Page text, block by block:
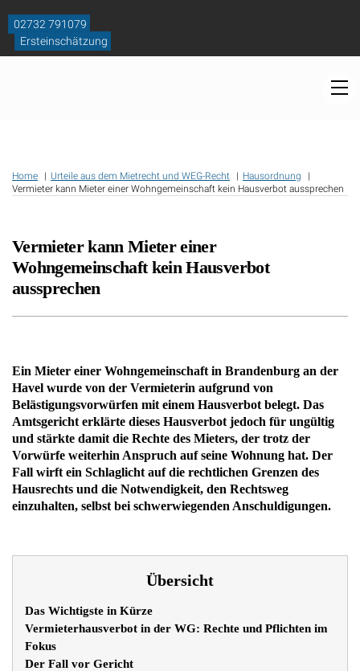
content
02732 791079
Ersteinschätzung
Home Urteile aus dem Mietrecht und WEG-Recht
Hausordnung
Vermieter kann Mieter einer Wohngemeinschaft kein Hausverbot aussprechen
Vermieter kann Mieter einer
Wohngemeinschaft kein Hausverbot
aussprechen
Ein Mieter einer Wohngemeinschaft in Brandenburg an der
Havel wurde von der Vermieterin aufgrund von
Belästigungsvorwürfen mit einem Hausverbot belegt. Das
Amtsgericht erklärte dieses Hausverbot jedoch für ungültig
und stärkte damit die Rechte des Mieters, der trotz der
Vorwürfe weiterhin Anspruch auf seine Wohnung hat. Der
Fall wirft ein Schlaglicht auf die rechtlichen Grenzen des
Hausrechts und die Notwendigkeit, den Rechtsweg
einzuhalten, selbst bei schwerwiegenden Anschuldigungen.
Übersicht
Das Wichtigste in Kürze
Vermieterhausverbot in der WG: Rechte und Pflichten im
Fokus
Der Fall vor Gericht